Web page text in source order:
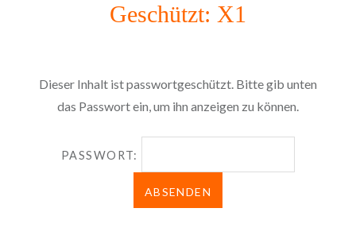
Geschützt: X1
Dieser Inhalt ist passwortgeschützt. Bitte gib unten
das Passwort ein, um ihn anzeigen zu können.
PASSWORT: